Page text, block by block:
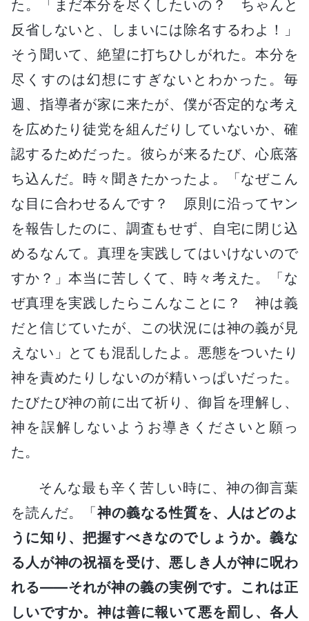
た。「まだ本分を尽くしたいの？ ちゃんと
反省しないと、しまいには除名するわよ！」
そう聞いて、絶望に打ちひしがれた。本分を
尽くすのは幻想にすぎないとわかった。毎
週、指導者が家に来たが、僕が否定的な考え
を広めたり徒党を組んだりしていないか、確
認するためだった。彼らが来るたび、心底落
ち込んだ。時々聞きたかったよ。「なぜこん
な目に合わせるんです？ 原則に沿ってヤン
を報告したのに、調査もせず、自宅に閉じ込
めるなんて。真理を実践してはいけないので
すか？」本当に苦しくて、時々考えた。「な
ぜ真理を実践したらこんなことに？ 神は義
だと信じていたが、この状況には神の義が見
えない」とても混乱したよ。悪態をついたり
神を責めたりしないのが精いっぱいだった。
たびたび神の前に出て祈り、御旨を理解し、
神を誤解しないようお導きくださいと願っ
た。
そんな最も辛く苦しい時に、神の御言葉
を読んだ。「神の義なる性質を、人はどのよ
うに知り、把握すべきなのでしょうか。義な
る人が神の祝福を受け、悪しき人が神に呪わ
れる――それが神の義の実例です。これは正
しいですか。神は善に報いて悪を罰し、各人